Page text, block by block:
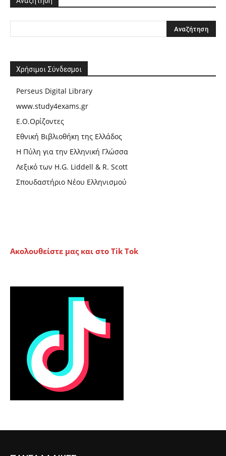
Χρήσιμοι Σύνδεσμοι
Perseus Digital Library
www.study4exams.gr
Ε.Ο.Ορίζοντες
Εθνική Βιβλιοθήκη της Ελλάδος
Η Πύλη για την Ελληνική Γλώσσα
Λεξικό των H.G. Liddell & R. Scott
Σπουδαστήριο Νέου Ελληνισμού
Ακολουθείστε μας και στο Tik Tok